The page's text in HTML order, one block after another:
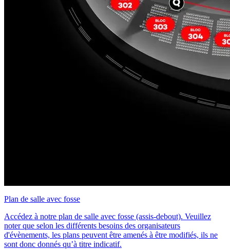
Plan de salle avec fosse
Accédez à notre plan de salle avec fosse (assis-debout). Veuillez
noter que selon les différents besoins des organisateurs
d'évènements, les plans peuvent être amenés à être modifiés, ils ne
sont donc donnés qu’à titre indicatif.